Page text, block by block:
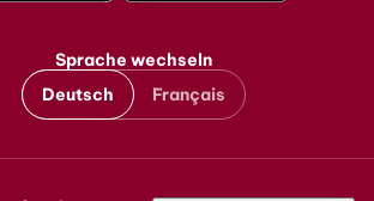
Sprache wechseln
Deutsch
Français